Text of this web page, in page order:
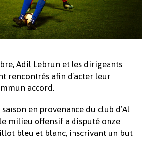
Adil Lebrun et les dirigeants
rencontrés afin d’acter leur
accord.
en provenance du club d’Al
milieu offensif a disputé onze
bleu et blanc, inscrivant un but